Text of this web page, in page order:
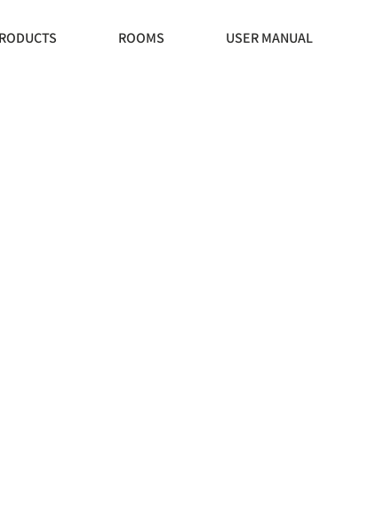
ROOMS USER MANUAL